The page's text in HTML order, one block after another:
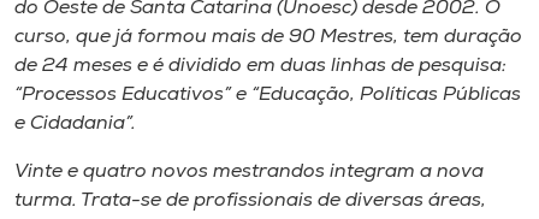
CPA
Biblioteca
Editora
do Oeste de Santa Catarina (Unoesc) desde 2002. O
curso, que já formou mais de 90 Mestres, tem duração
de 24 meses e é dividido em duas linhas de pesquisa:
“Processos Educativos” e “Educação, Políticas Públicas
e Cidadania”.
Vinte e quatro novos mestrandos integram a nova
turma. Trata-se de profissionais de diversas áreas,